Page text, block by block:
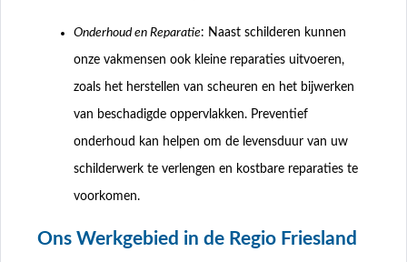
Onderhoud en Reparatie: Naast schilderen kunnen
onze vakmensen ook kleine reparaties uitvoeren,
zoals het herstellen van scheuren en het bijwerken
van beschadigde oppervlakken. Preventief
onderhoud kan helpen om de levensduur van uw
schilderwerk te verlengen en kostbare reparaties te
voorkomen.
Ons Werkgebied in de Regio Friesland